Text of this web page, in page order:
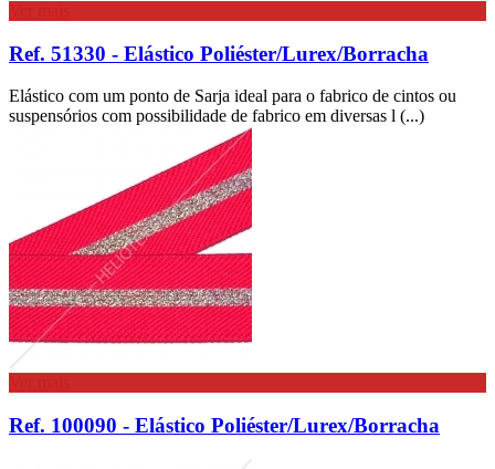
Ref. 51330 - Elástico Poliéster/Lurex/Borracha
Elástico com um ponto de Sarja ideal para o fabrico de cintos ou
suspensórios com possibilidade de fabrico em diversas l (...)
Ref. 100090 - Elástico Poliéster/Lurex/Borracha